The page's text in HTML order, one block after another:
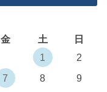
金 土
日
1
2
7 8
9